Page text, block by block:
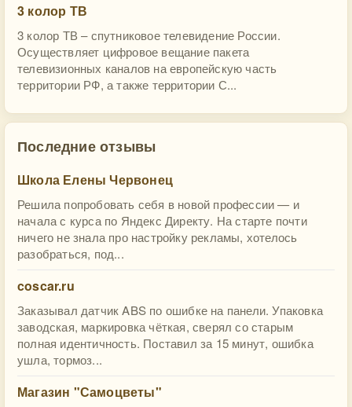
3 колор ТВ
3 колор ТВ – спутниковое телевидение России.
Осуществляет цифровое вещание пакета
телевизионных каналов на европейскую часть
территории РФ, а также территории С...
Последние отзывы
Школа Елены Червонец
Решила попробовать себя в новой профессии — и
начала с курса по Яндекс Директу. На старте почти
ничего не знала про настройку рекламы, хотелось
разобраться, под...
coscar.ru
Заказывал датчик ABS по ошибке на панели. Упаковка
заводская, маркировка чёткая, сверял со старым
полная идентичность. Поставил за 15 минут, ошибка
ушла, тормоз...
Магазин "Самоцветы"